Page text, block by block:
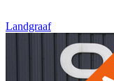
Landgraaf